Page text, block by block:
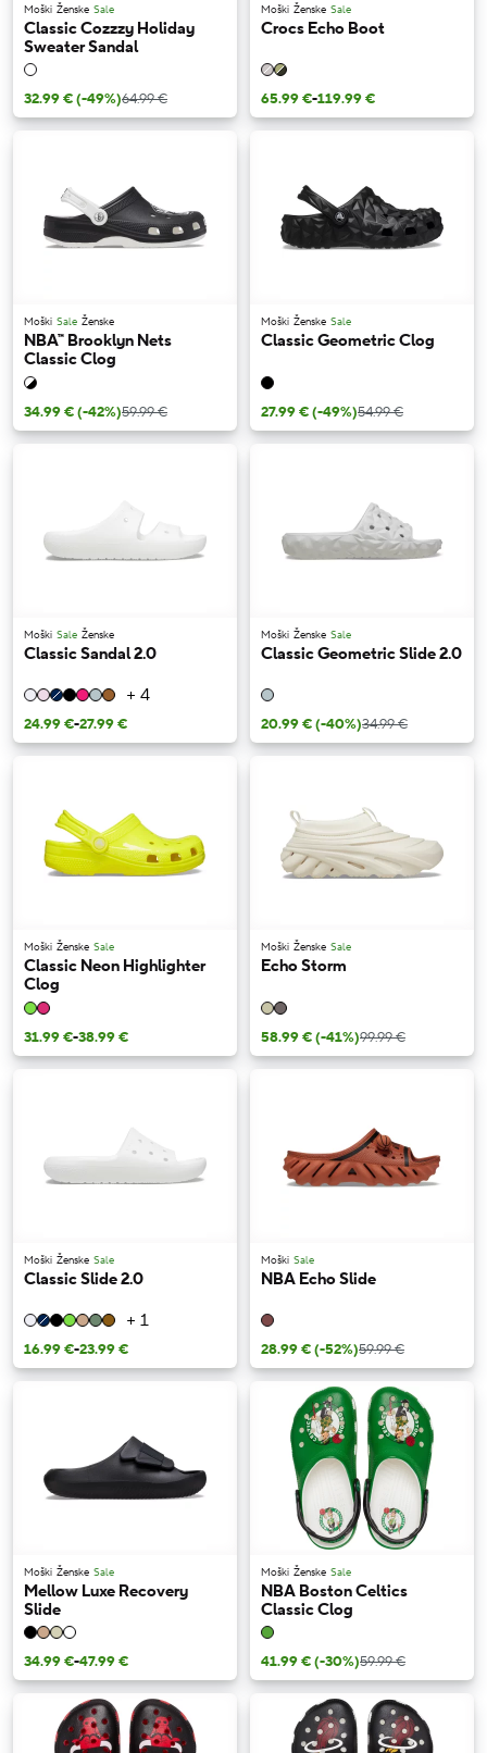
Moški Ženske Sale
Classic Cozzzy Holiday
Sweater Sandal
32.99 €(-49%)64.99 €
Moški Ženske Sale
Crocs Echo Boot
65.99 €-119.99 €
Moški Sale Ženske
NBA™ Brooklyn Nets
Classic Clog
34.99 €(-42%)59.99 €
Moški Ženske Sale
Classic Geometric Clog
27.99 €(-49%)54.99 €
Moški Sale Ženske
Classic Sandal 2.0
+ 4
24.99 €-27.99 €
Moški Ženske Sale
Classic Geometric Slide 2.0
20.99 €(-40%)34.99 €
Moški Ženske Sale
Classic Neon Highlighter
Clog
31.99 €-38.99 €
Moški Ženske Sale
Echo Storm
58.99 €(-41%)99.99 €
Moški Ženske Sale
Classic Slide 2.0
+ 1
16.99 €-23.99 €
Moški Sale
NBA Echo Slide
28.99 €(-52%)59.99 €
Moški Ženske Sale
Mellow Luxe Recovery
Slide
34.99 €-47.99 €
Moški Ženske Sale
NBA Boston Celtics
Classic Clog
41.99 €(-30%)59.99 €